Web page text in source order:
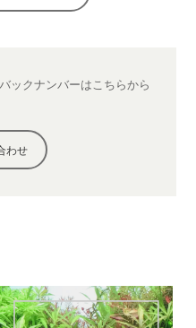
ックナンバーはこちらから
わせ